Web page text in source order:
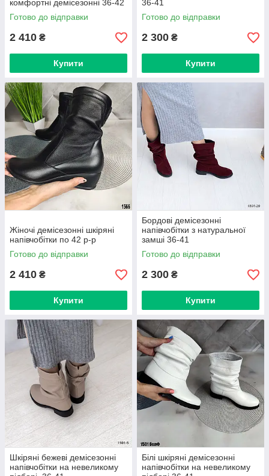
комфортні демісезонні 36-42
Готово до відправки
2 410 ₴
Купити
36-41
Готово до відправки
2 300 ₴
Купити
Жіночі демісезонні шкіряні
напівчобітки по 42 р-р
Готово до відправки
2 410 ₴
Купити
Бордові демісезонні
напівчобітки з натуральної
замші 36-41
Готово до відправки
2 300 ₴
Купити
Шкіряні бежеві демісезонні
напівчобітки на невеликому
Білі шкіряні демісезонні
напівчобітки на невеликому